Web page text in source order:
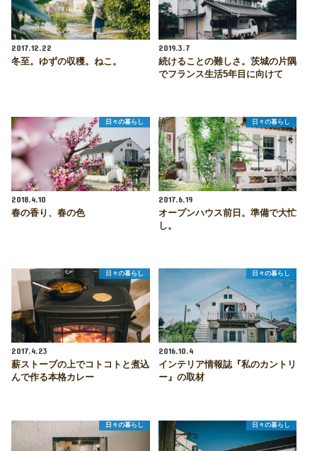
2017.12.22
冬至。ゆずの収穫。ねこ。
2019.3.7
続けることの難しさ。茨城の片隅
でフランス生活5年目に向けて
日々の暮らし
2018.4.10
春の香り、春の色
日々の暮らし
2017.6.19
オープンハウス前日。準備で大忙
し。
日々の暮らし
2017.4.23
薪ストーブの上でコトコトと煮込
んで作る本格カレー
日々の暮らし
2016.10.4
インテリア情報誌『私のカントリ
ー』の取材
日々の暮らし 日々の暮らし